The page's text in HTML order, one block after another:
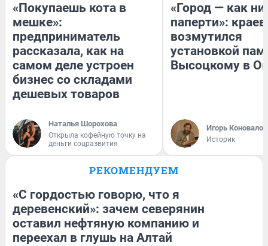
«Покупаешь кота в
мешке»:
предприниматель
рассказала, как на
самом деле устроен
бизнес со складами
дешевых товаров
Наталья Шорохова
Открыла кофейную точку на
деньги соцразвития
«Город — как
паперти»:
возмутился
установкой
Высоцкому в
Игорь Коновалов
Историк
РЕКОМЕНДУЕМ
«С гордостью говорю, что я
деревенский»: зачем северянин
оставил нефтяную компанию и
переехал в глушь на Алтай